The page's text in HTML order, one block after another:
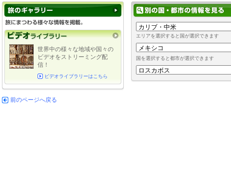
エリアを選択すると国が選択できます
国を選択すると都市が選択できます
世界中の様々な地域や国々の
ビデオをストリーミング配
信！
ビデオライブラリーはこちら
前のページへ戻る